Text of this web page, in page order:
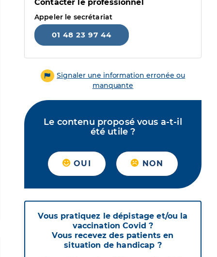
Contacter le professionnel
Appeler le secrétariat
01 48 23 97 44
Signaler une information erronée ou
manquante
Le contenu proposé vous a-t-il
été utile ?
OUI NON
Vous pratiquez le dépistage et/ou la
vaccination Covid ?
Vous recevez des patients en
situation de handicap ?